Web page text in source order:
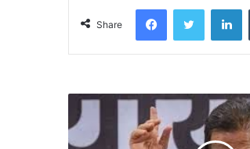
Share
FacebookTwitter